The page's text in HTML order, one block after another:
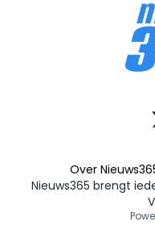
Over
Nieuws365 brengt